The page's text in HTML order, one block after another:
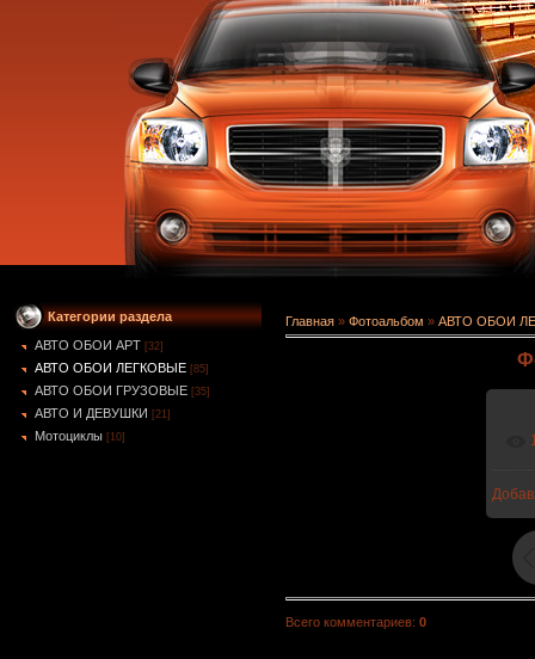
Категории раздела
АВТО ОБОИ АРТ [32]
АВТО ОБОИ ЛЕГКОВЫЕ [85]
АВТО ОБОИ ГРУЗОВЫЕ [35]
АВТО И ДЕВУШКИ [21]
Мотоциклы [10]
Главная » Фотоальбом » АВТО ОБОИ
Всего комментариев: 0